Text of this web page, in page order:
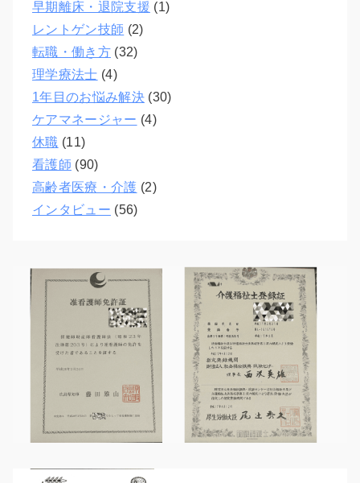
早期離床・退院支援 (1)
レントゲン技師 (2)
転職・働き方(32)
理学療法士 (4)
1年目のお悩み解決(30)
ケアマネージャー (4)
休職 (11)
看護師 (90)
高齢者医療・介護 (2)
インタビュー (56)